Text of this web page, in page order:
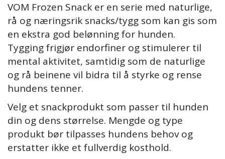
VOM Frozen Snack er en serie med naturlige,
rå og næringsrik snacks/tygg som kan gis som
en ekstra god belønning for hunden.
Tygging frigjør endorfiner og stimulerer til
mental aktivitet, samtidig som de naturlige
og rå beinene vil bidra til å styrke og rense
hundens tenner.
Velg et snackprodukt som passer til hunden
din og dens størrelse. Mengde og type
produkt bør tilpasses hundens behov og
erstatter ikke et fullverdig kosthold.